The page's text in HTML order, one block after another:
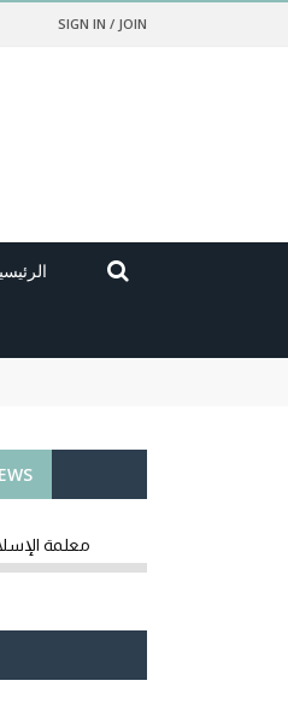
SIGN IN / JOIN
معلمة